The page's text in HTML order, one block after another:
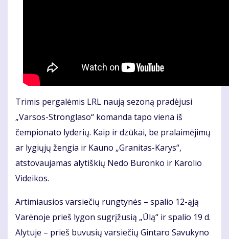
Trimis pergalėmis LRL naują sezoną pradėjusi
„Varsos-Stronglaso“ komanda tapo viena iš
čempionato lyderių. Kaip ir dzūkai, be pralaimėjimų
ar lygiųjų žengia ir Kauno „Granitas-Karys“,
atstovaujamas alytiškių Nedo Buronko ir Karolio
Videikos.
Artimiausios varsiečių rungtynės – spalio 12-ąją
Varėnoje prieš lygon sugrįžusią „Ūlą“ ir spalio 19 d.
Alytuje – prieš buvusių varsiečių Gintaro Savukyno